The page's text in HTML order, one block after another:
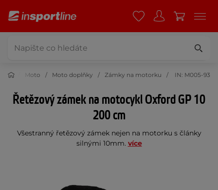
Moto Moto doplňky Zámky na motorku IN: M005-93
Řetězový zámek na motocykl Oxford GP 10
200 cm
Všestranný řetězový zámek nejen na motorku s články
silnými 10mm. více